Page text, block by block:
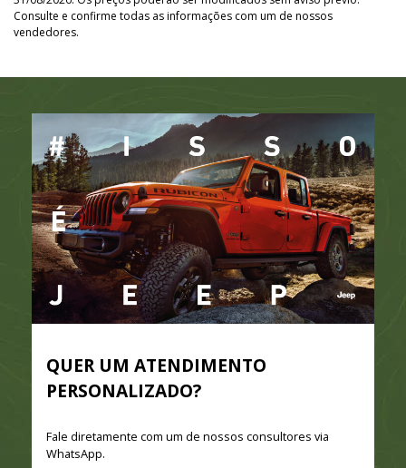
Consulte e confirme todas as informações com um de nossos
vendedores.
QUER UM ATENDIMENTO
PERSONALIZADO?
Fale diretamente com um de nossos consultores via
WhatsApp.